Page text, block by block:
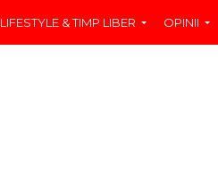
LIFESTYLE & TIMP LIBER OPINII